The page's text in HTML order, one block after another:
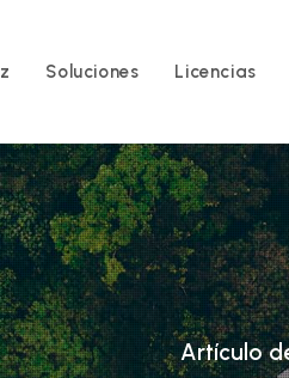
Soluciones Licencias
Artículo